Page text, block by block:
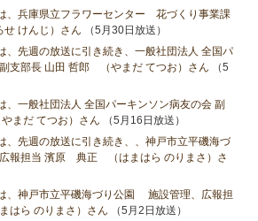
、兵庫県立フラワーセンター 花づくり事業課
せ けんじ）さん （5月30日放送）
、先週の放送に引き続き、一般社団法人 全国パ
支部長 山田 哲郎 （やまだ てつお）さん （5
、一般社団法人 全国パーキンソン病友の会 副
まだ てつお）さん （5月16日放送）
、先週の放送に引き続き、、神戸市立平磯海づ
報担当 濱原 典正 （はまはら のりまさ）さ
、神戸市立平磯海づり公園 施設管理、広報担
ら のりまさ）さん （5月2日放送）